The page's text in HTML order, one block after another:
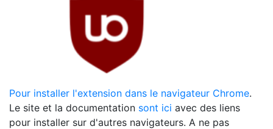
Pour installer l'extension dans le navigateur Chrome.
Le site et la documentation sont ici avec des liens
pour installer sur d'autres navigateurs. A ne pas